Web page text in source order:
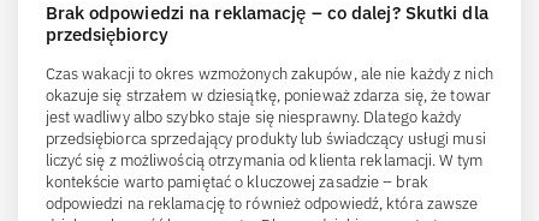
Brak odpowiedzi na reklamację – co dalej? Skutki dla
przedsiębiorcy
Czas wakacji to okres wzmożonych zakupów, ale nie każdy z nich
okazuje się strzałem w dziesiątkę, ponieważ zdarza się, że towar
jest wadliwy albo szybko staje się niesprawny. Dlatego każdy
przedsiębiorca sprzedający produkty lub świadczący usługi musi
liczyć się z możliwością otrzymania od klienta reklamacji. W tym
kontekście warto pamiętać o kluczowej zasadzie – brak
odpowiedzi na reklamację to również odpowiedź, która zawsze